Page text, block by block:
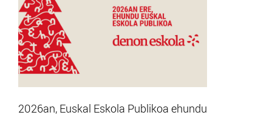
2026an, Euskal Eskola Publikoa ehundu